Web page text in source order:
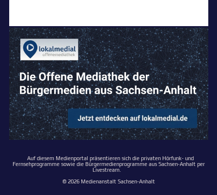
Auf diesem Medienportal präsentieren sich die privaten Hörfunk- und
Fernsehprogramme sowie die Bürgermedienprogramme aus Sachsen-Anhalt per
Livestream.
© 2026 Medienanstalt Sachsen-Anhalt